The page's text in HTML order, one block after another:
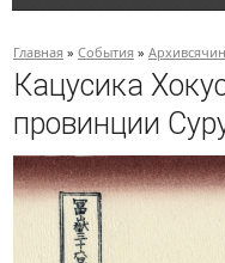
Главная » События »
Кацусика
провинции